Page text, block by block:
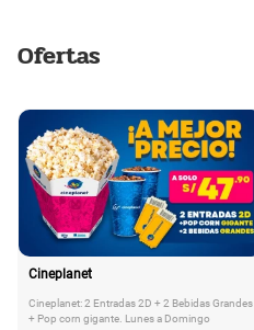
Ofertas
Cineplanet
Cineplanet: 2 Entradas 2D + 2 Bebidas Grandes
+ Pop corn gigante. Lunes a Domingo